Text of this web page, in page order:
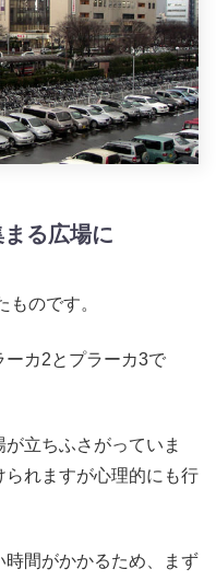
る広場に
ものです。
ーカ2とプラーカ3で
立ちふさがっていま
れますが心理的にも行
間がかかるため、まず